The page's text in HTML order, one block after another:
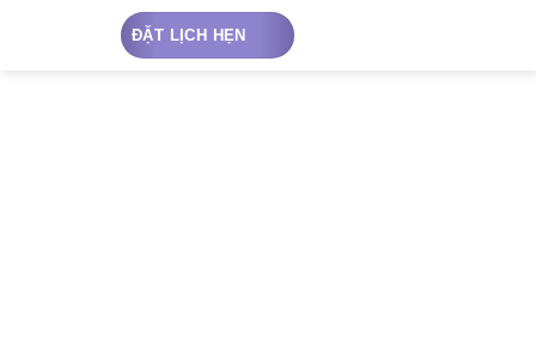
ĐẶT LỊCH HẸN